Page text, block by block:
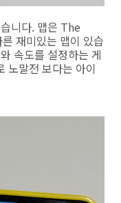
니다. 맵은 The
재미있는 맵이 있습
속도를 설정하는 게
노말전 보다는 아이